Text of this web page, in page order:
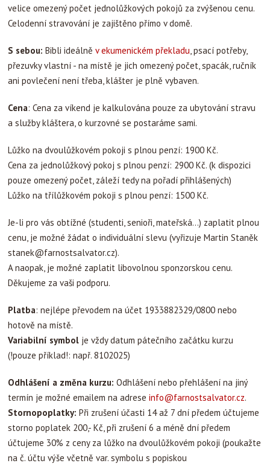
velice omezený počet jednolůžkových pokojů za zvýšenou cenu.
Celodenní stravování je zajištěno přímo v domě.
S sebou: Bibli ideálně v ekumenickém překladu, psací potřeby,
přezuvky vlastní - na místě je jich omezený počet, spacák, ručník
ani povlečení není třeba, klášter je plně vybaven.
Cena: Cena za víkend je kalkulována pouze za ubytování stravu
a služby kláštera, o kurzovné se postaráme sami.
Lůžko na dvoulůžkovém pokoji s plnou penzí: 1900 Kč.
Cena za jednolůžkový pokoj s plnou penzí: 2900 Kč. (k dispozici
pouze omezený počet, záleží tedy na pořadí přihlášených)
Lůžko na třílůžkovém pokoji s plnou penzí: 1500 Kč.
Je-li pro vás obtížné (studenti, senioři, mateřská...) zaplatit plnou
cenu, je možné žádat o individuální slevu (vyřizuje Martin Staněk
stanek@farnostsalvator.cz).
A naopak, je možné zaplatit libovolnou sponzorskou cenu.
Děkujeme za vaši podporu.
Platba: nejlépe převodem na účet 1933882329/0800 nebo
hotově na místě.
Variabilní symbol je vždy datum pátečního začátku kurzu
(!pouze příklad!: např. 8102025)
Odhlášení a změna kurzu: Odhlášení nebo přehlášení na jiný
termín je možné emailem na adrese info@farnostsalvator.cz.
Stornopoplatky: Při zrušení účasti 14 až 7 dní předem účtujeme
storno poplatek 200,- Kč, při zrušení 6 a méně dní předem
účtujeme 30% z ceny za lůžko na dvoulůžkovém pokoji (poukažte
na č. účtu výše včetně var. symbolu s popiskou